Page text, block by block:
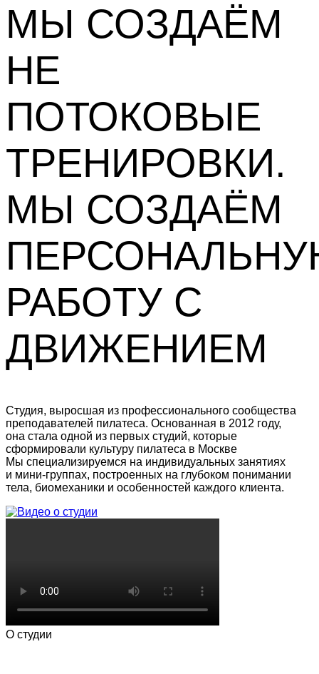
МЫ СОЗДАЁМ
НЕ
ПОТОКОВЫЕ
ТРЕНИРОВКИ.
МЫ СОЗДАЁМ
РАБОТУ С
ДВИЖЕНИЕМ
Студия, выросшая из профессионального сообщества
преподавателей пилатеса. Основанная в 2012 году,
она стала одной из первых студий, которые
сформировали культуру пилатеса в Москве
Мы специализируемся на индивидуальных занятиях
и мини-группах, построенных на глубоком понимании
тела, биомеханики и особенностей каждого клиента.
О студии